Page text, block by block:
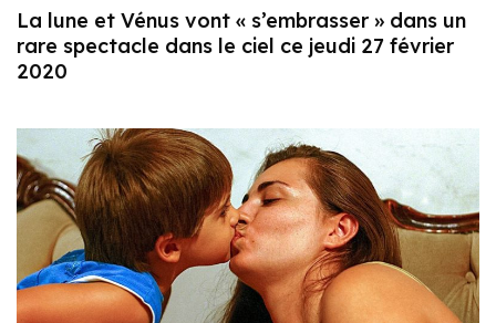
La lune et Vénus vont « s’embrasser » dans un
rare spectacle dans le ciel ce jeudi 27 février
2020